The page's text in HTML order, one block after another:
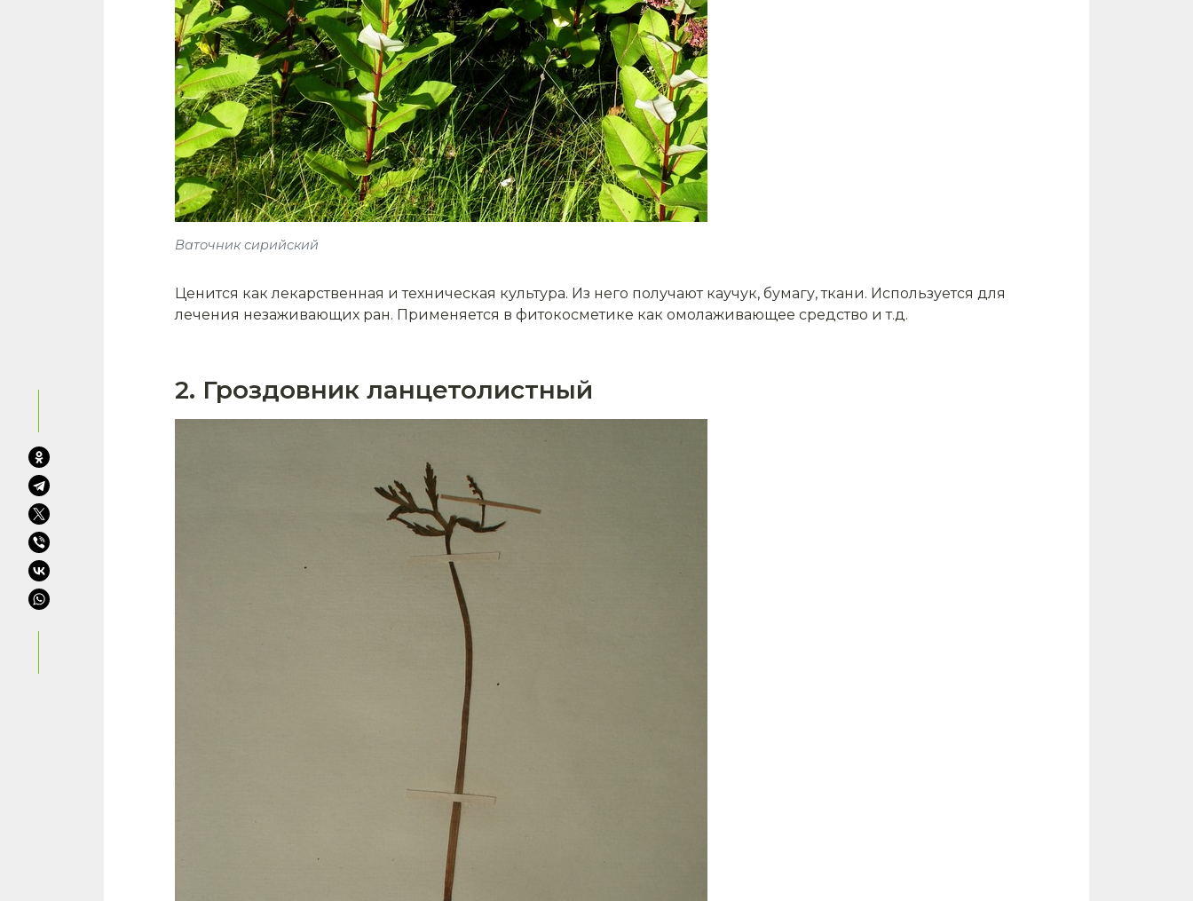
Ваточник сирийский
Ценится как лекарственная и техническая культура. Из него получают каучук, бумагу, ткани. Используется для
лечения незаживающих ран. Применяется в фитокосметике как омолаживающее средство и т.д.
2. Гроздовник ланцетолистный